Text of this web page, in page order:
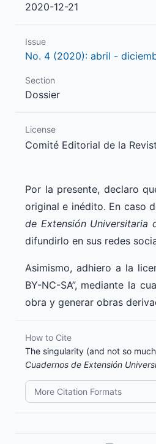
2020-12-21
Issue
No. 4 (2020): abril -
Section
Dossier
License
Comité Editorial de la
Por la presente, declaro
original e inédito. En caso
de Extensión Universitaria
difundirlo en sus redes
Asimismo, adhiero a la
BY-NC-SA”, mediante la
obra y generar obras
How to Cite
The singularity (and not so
Cuadernos de Extensión
More Citation Formats